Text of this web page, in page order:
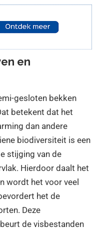
en
gesloten bekken
betekent dat het
dan andere
biodiversiteit is een
stijging van de
Hierdoor daalt het
wordt het voor veel
het de
Deze
de visbestanden